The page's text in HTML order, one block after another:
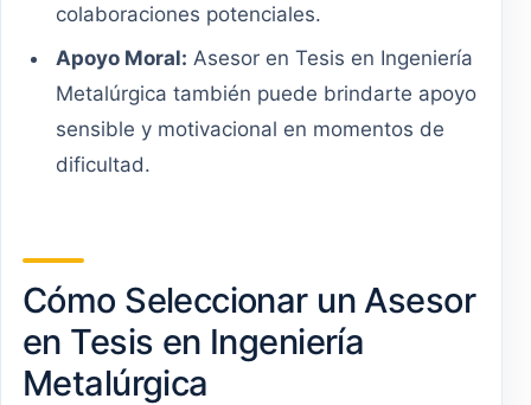
colaboraciones potenciales.
Apoyo Moral: Asesor en Tesis en Ingeniería
Metalúrgica también puede brindarte apoyo
sensible y motivacional en momentos de
dificultad.
Cómo Seleccionar un Asesor
en Tesis en Ingeniería
Metalúrgica